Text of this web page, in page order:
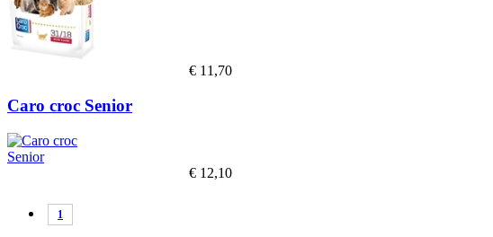
€ 11,70
Caro croc Senior
€ 12,10
1